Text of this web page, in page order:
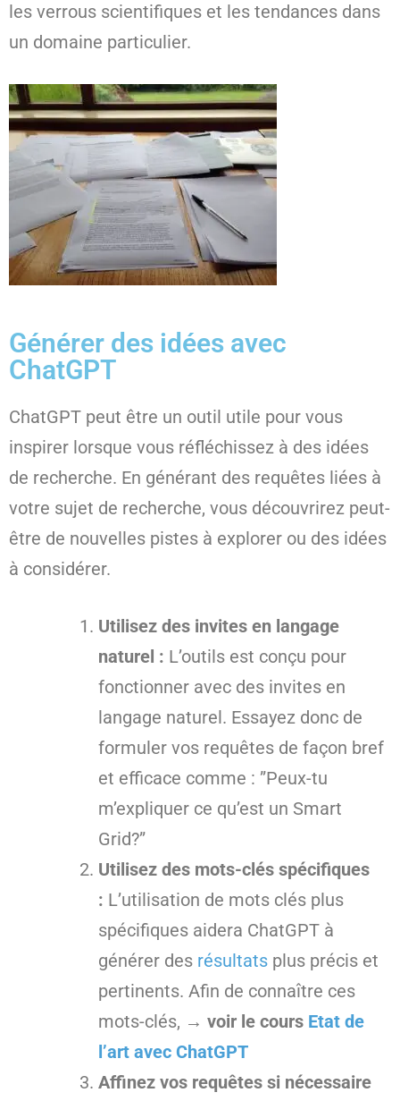
les verrous scientifiques et les tendances dans
un domaine particulier.
Générer des idées avec
ChatGPT
ChatGPT peut être un outil utile pour vous
inspirer lorsque vous réfléchissez à des idées
de recherche. En générant des requêtes liées à
votre sujet de recherche, vous découvrirez peut-
être de nouvelles pistes à explorer ou des idées
à considérer.
Utilisez des invites en langage
naturel : L’outils est conçu pour
fonctionner avec des invites en
langage naturel. Essayez donc de
formuler vos requêtes de façon bref
et efficace comme : ”Peux-tu
m’expliquer ce qu’est un Smart
Grid?”
Utilisez des mots-clés spécifiques
: L’utilisation de mots clés plus
spécifiques aidera ChatGPT à
générer des résultats plus précis et
pertinents. Afin de connaître ces
mots-clés, → voir le cours Etat de
l’art avec ChatGPT
Affinez vos requêtes si nécessaire